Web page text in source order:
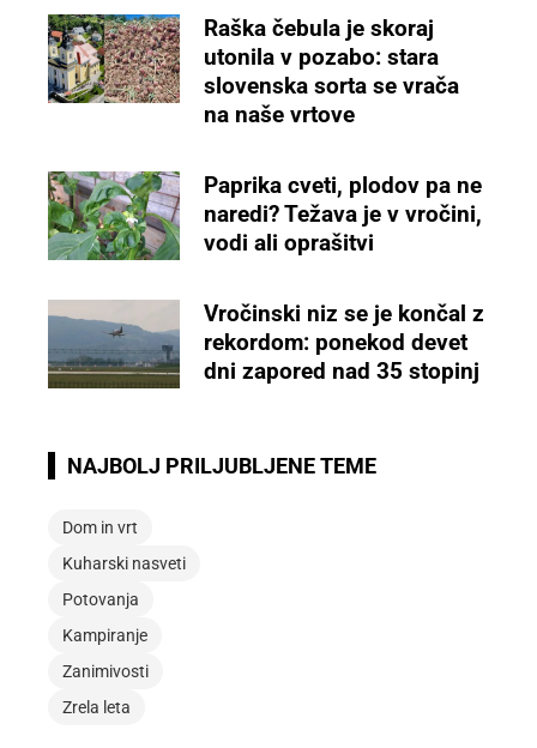
Raška čebula je skoraj
utonila v pozabo: stara
slovenska sorta se vrača
na naše vrtove
Paprika cveti, plodov pa ne
naredi? Težava je v vročini,
vodi ali oprašitvi
Vročinski niz se je končal z
rekordom: ponekod devet
dni zapored nad 35 stopinj
NAJBOLJ PRILJUBLJENE TEME
Dom in vrt
Kuharski nasveti
Potovanja
Kampiranje
Zanimivosti
Zrela leta